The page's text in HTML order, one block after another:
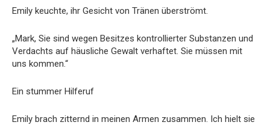
Emily keuchte, ihr Gesicht von Tränen überströmt.
„Mark, Sie sind wegen Besitzes kontrollierter Substanzen und
Verdachts auf häusliche Gewalt verhaftet. Sie müssen mit
uns kommen.“
Ein stummer Hilferuf
Emily brach zitternd in meinen Armen zusammen. Ich hielt sie